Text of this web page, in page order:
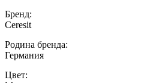
Бренд:
Ceresit
Родина бренда:
Германия
Цвет: